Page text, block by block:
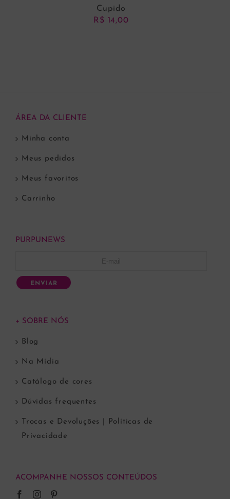
Cupido
R$ 14,00
ÁREA DA CLIENTE
Minha conta
Meus pedidos
Meus favoritos
Carrinho
PURPUNEWS
ENVIAR
+ SOBRE NÓS
Blog
Na Mídia
Catálogo de cores
Dúvidas frequentes
Trocas e Devoluções | Políticas de
Privacidade
ACOMPANHE NOSSOS CONTEÚDOS